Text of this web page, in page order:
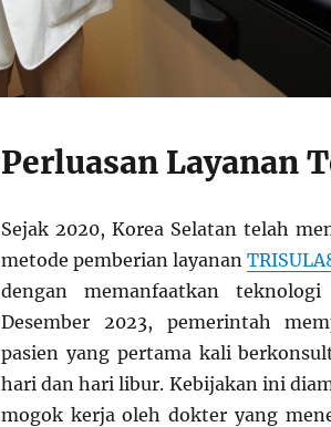
Perluasan Layanan
Sejak 2020, Korea Selatan telah
metode pemberian layanan
dengan memanfaatkan
Desember 2023, pemerintah
pasien yang pertama kali
hari dan hari libur. Kebijakan ini
mogok kerja oleh dokter yang